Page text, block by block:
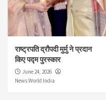
राष्ट्रपति द्रौपदी मुर्मु ने प्रदान
किए पद्म पुरस्कार
June 24, 2026
News World India